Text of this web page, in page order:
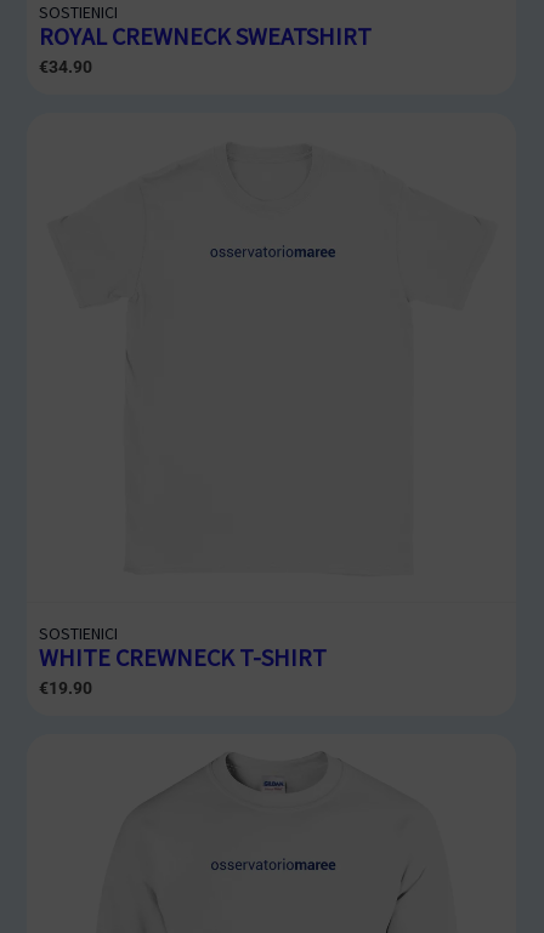
SOSTIENICI
ROYAL CREWNECK SWEATSHIRT
€34.90
SOSTIENICI
WHITE CREWNECK T-SHIRT
€19.90